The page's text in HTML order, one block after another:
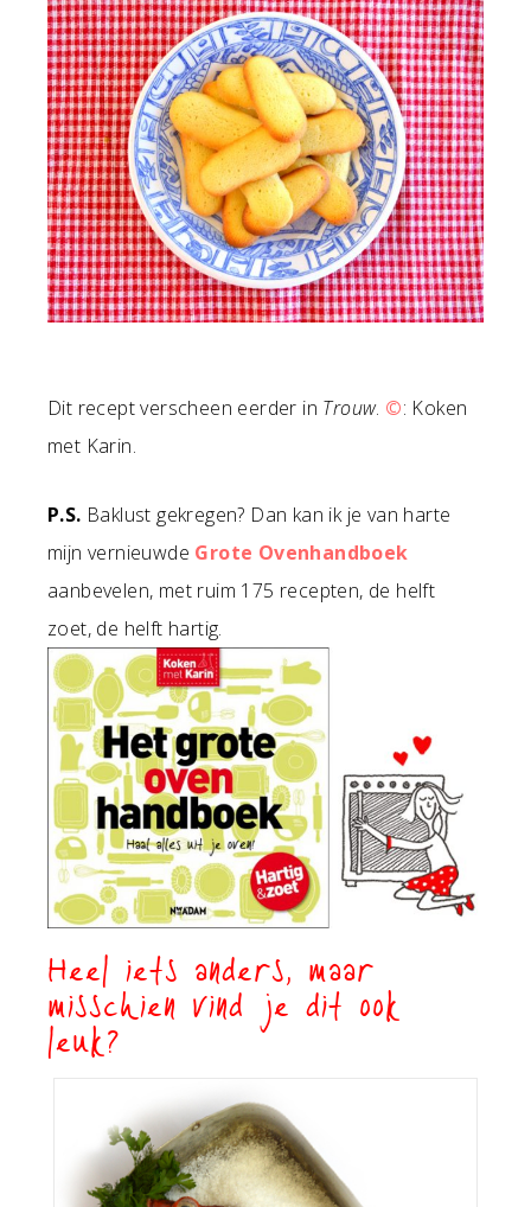
Dit recept verscheen eerder in Trouw. ©: Koken
met Karin.
P.S. Baklust gekregen? Dan kan ik je van harte
mijn vernieuwde Grote Ovenhandboek
aanbevelen, met ruim 175 recepten, de helft
zoet, de helft hartig.
Heel iets anders, maar
misschien vind je dit ook
leuk?